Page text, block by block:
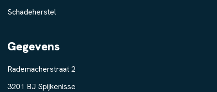
Schadeherstel
Gegevens
Rademacherstraat 2
3201 BJ Spijkenisse